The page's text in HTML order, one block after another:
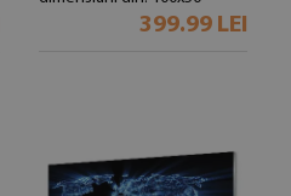
399.99 LEI